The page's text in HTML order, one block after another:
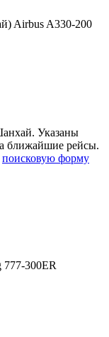
Airbus A330-200
Указаны
ближайшие рейсы.
поисковую форму
777-300ER